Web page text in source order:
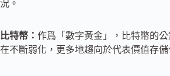
況。
比特幣： 作爲「數字黃金」，比特幣的
在不斷弱化，更多地趨向於代表價值存儲